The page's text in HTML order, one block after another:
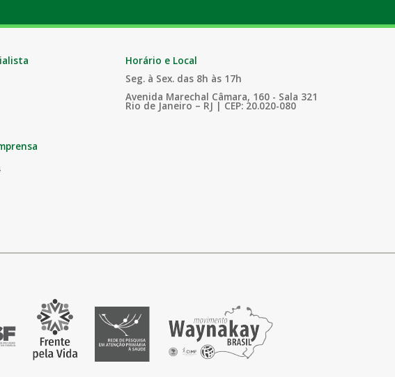
Horário e Local
Seg. à Sex. das 8h às 17h
Avenida Marechal Câmara, 160 - Sala 321
Rio de Janeiro – RJ | CEP: 20.020-080